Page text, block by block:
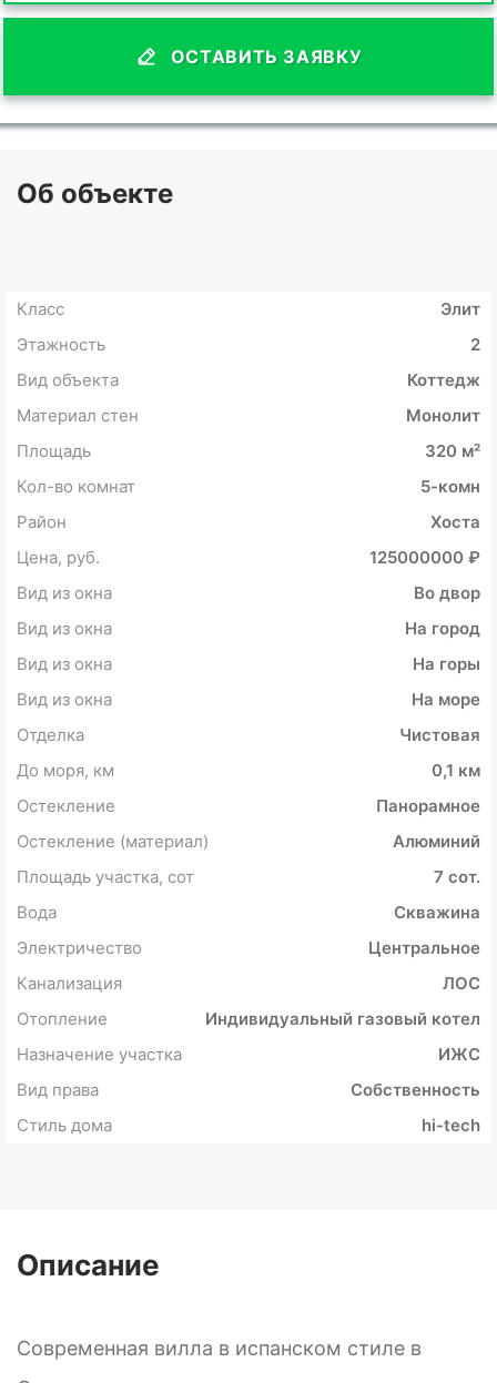
ОСТАВИТЬ ЗАЯВКУ
Об объекте
Класс
Элит
Этажность
2
Вид объекта
Коттедж
Материал стен
Монолит
Площадь
320 м²
Кол-во комнат
5-комн
Район
Хоста
Цена, руб.
125000000 ₽
Вид из окна
Во двор
Вид из окна
На город
Вид из окна
На горы
Вид из окна
На море
Отделка
Чистовая
До моря, км
0,1 км
Остекление
Панорамное
Остекление (материал)
Алюминий
Площадь участка, сот
7 сот.
Вода
Скважина
Электричество
Центральное
Канализация
ЛОС
Отопление
Индивидуальный газовый котел
Назначение участка
ИЖС
Вид права
Собственность
Стиль дома
hi-tech
Описание
Современная вилла в испанском стиле в